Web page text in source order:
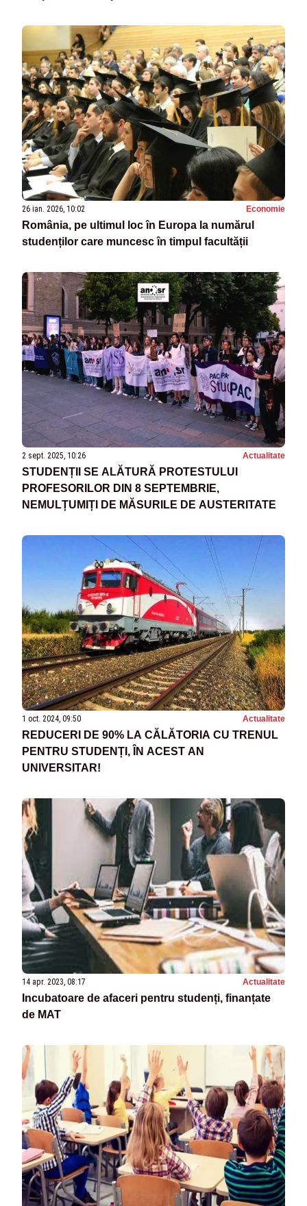
26 ian. 2026, 10:02 Economie
România, pe ultimul loc în Europa la numărul
studenților care muncesc în timpul facultății
2 sept. 2025, 10:26 Actualitate
STUDENȚII SE ALĂTURĂ PROTESTULUI
PROFESORILOR DIN 8 SEPTEMBRIE,
NEMULȚUMIȚI DE MĂSURILE DE AUSTERITATE
1 oct. 2024, 09:50 Actualitate
REDUCERI DE 90% LA CĂLĂTORIA CU TRENUL
PENTRU STUDENȚI, ÎN ACEST AN
UNIVERSITAR!
14 apr. 2023, 08:17 Actualitate
Incubatoare de afaceri pentru studenți, finanțate
de MAT